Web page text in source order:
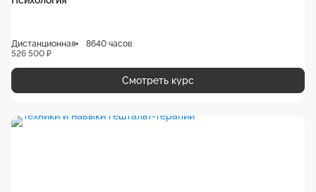
Дистанционная
8640 часов
526 500 ₽
Смотреть курс